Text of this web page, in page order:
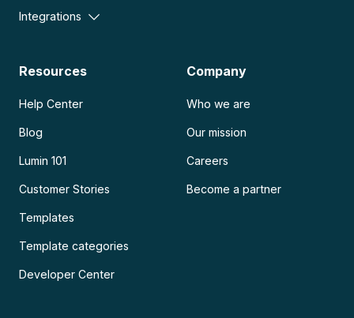
Integrations
Resources
Help Center
Blog
Lumin 101
Customer Stories
Templates
Template categories
Developer Center
Company
Who we are
Our mission
Careers
Become a partner